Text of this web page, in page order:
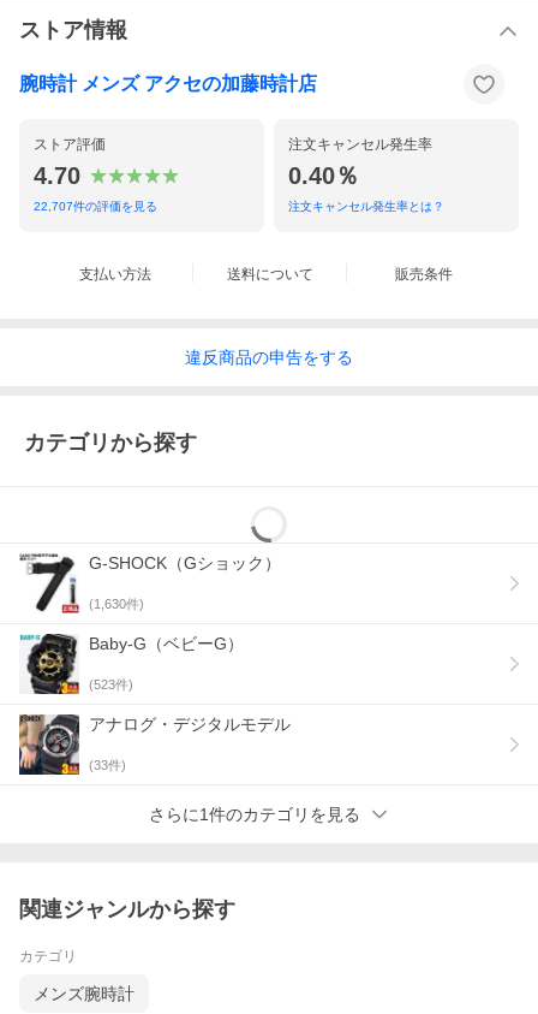
ストア情報
腕時計 メンズ アクセの加藤時計店
ストア評価
4.70
22,707件の評価を見る
注文キャンセル発生率
0.40％
注文キャンセル発生率とは？
支払い方法 送料について 販売条件
違反商品の申告をする
カテゴリから探す
G-SHOCK（Gショック）
(1,630件)
Baby-G（ベビーG）
(523件)
アナログ・デジタルモデル
(33件)
さらに1件のカテゴリを見る
関連ジャンルから探す
カテゴリ
メンズ腕時計